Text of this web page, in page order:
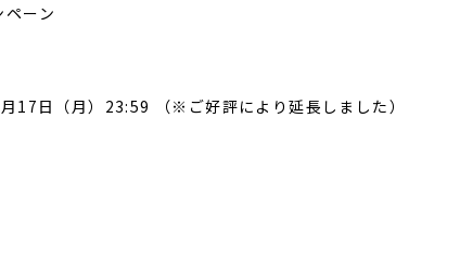
ーン
17日（月）23:59 （※ご好評により延長しました）